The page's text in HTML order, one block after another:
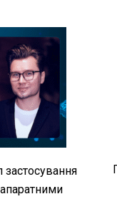
застосування